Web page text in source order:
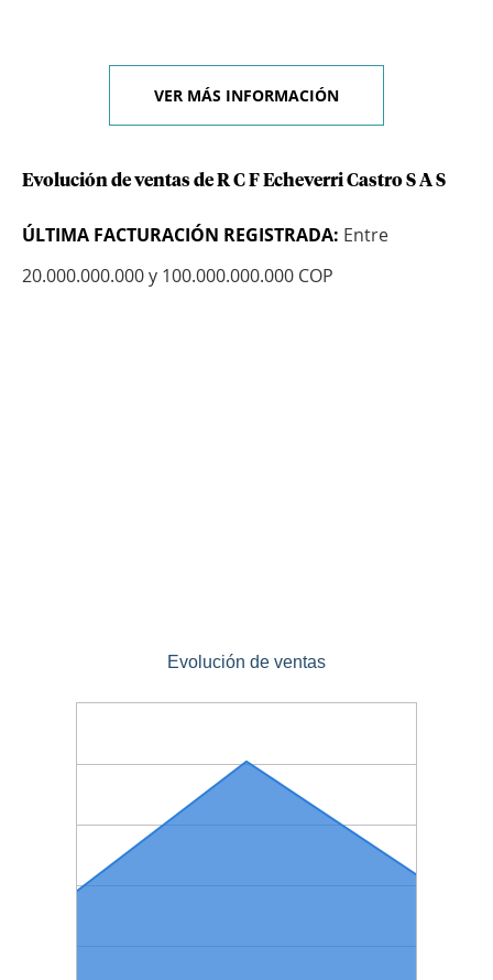
VER MÁS INFORMACIÓN
Evolución de ventas de R C F Echeverri Castro S A S
ÚLTIMA FACTURACIÓN REGISTRADA: Entre
20.000.000.000 y 100.000.000.000 COP
Evolución de ventas